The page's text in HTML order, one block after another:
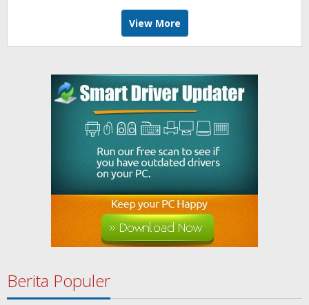
View More
Berita Populer